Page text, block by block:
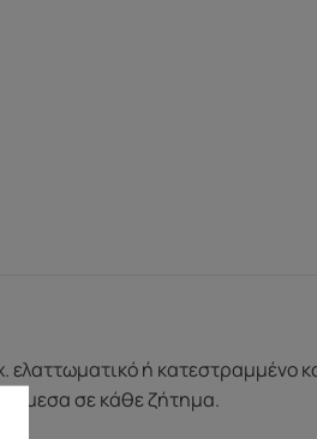
ελαττωματικό ή κατεστραμμένο
άμεσα σε κάθε ζήτημα.